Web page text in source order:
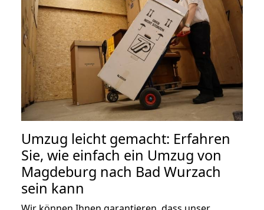
Umzug leicht gemacht: Erfahren
Sie, wie einfach ein Umzug von
Magdeburg nach Bad Wurzach
sein kann